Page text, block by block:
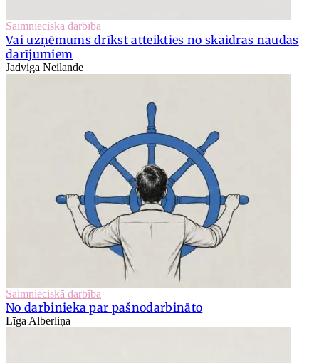
Saimnieciskā darbība
Vai uzņēmums drīkst atteikties no skaidras naudas
darījumiem
Jadviga Neilande
Saimnieciskā darbība
No darbinieka par pašnodarbināto
Līga Alberliņa